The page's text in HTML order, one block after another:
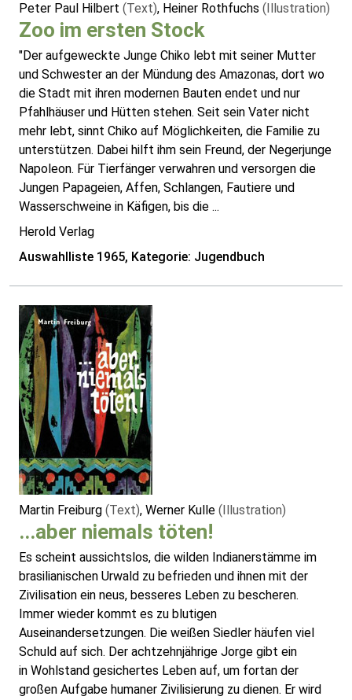
Peter Paul Hilbert (Text), Heiner Rothfuchs (Illustration)
Zoo im ersten Stock
"Der aufgeweckte Junge Chiko lebt mit seiner Mutter
und Schwester an der Mündung des Amazonas, dort wo
die Stadt mit ihren modernen Bauten endet und nur
Pfahlhäuser und Hütten stehen. Seit sein Vater nicht
mehr lebt, sinnt Chiko auf Möglichkeiten, die Familie zu
unterstützen. Dabei hilft ihm sein Freund, der Negerjunge
Napoleon. Für Tierfänger verwahren und versorgen die
Jungen Papageien, Affen, Schlangen, Fautiere und
Wasserschweine in Käfigen, bis die ...
Herold Verlag
Auswahlliste 1965, Kategorie: Jugendbuch
Martin Freiburg (Text), Werner Kulle (Illustration)
...aber niemals töten!
Es scheint aussichtslos, die wilden Indianerstämme im
brasilianischen Urwald zu befrieden und ihnen mit der
Zivilisation ein neus, besseres Leben zu bescheren.
Immer wieder kommt es zu blutigen
Auseinandersetzungen. Die weißen Siedler häufen viel
Schuld auf sich. Der achtzehnjährige Jorge gibt ein
in Wohlstand gesichertes Leben auf, um fortan der
großen Aufgabe humaner Zivilisierung zu dienen. Er wird